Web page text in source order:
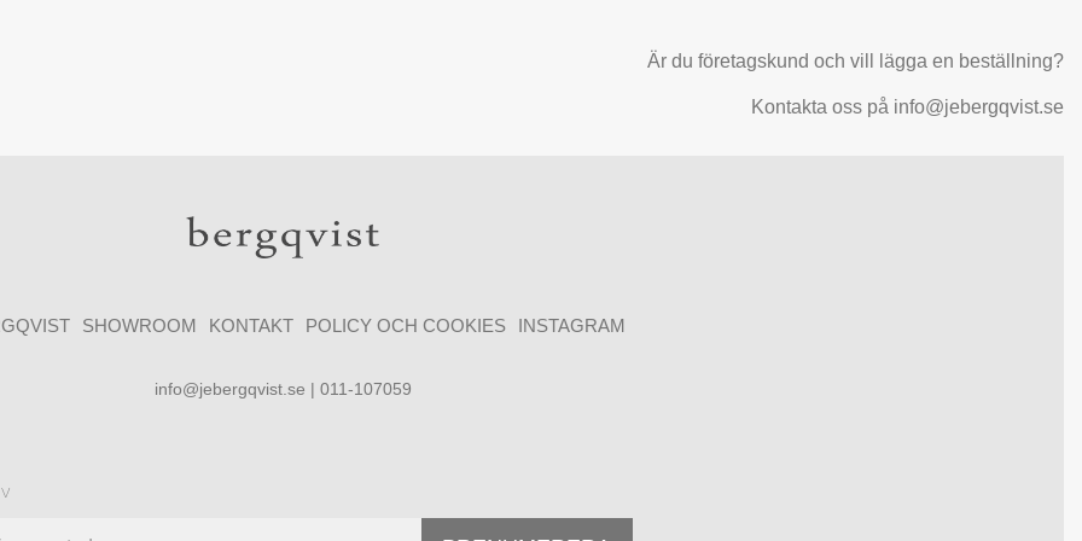
Är du företagskund och vill lägga en beställning?
Kontakta oss på info@jebergqvist.se
SHOWROOM KONTAKT POLICY OCH COOKIES INSTAGRAM
info@jebergqvist.se | 011-107059